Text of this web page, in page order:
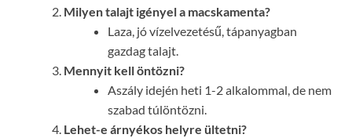
Milyen talajt igényel a macskamenta?
Laza, jó vízelvezetésű, tápanyagban
gazdag talajt.
Mennyit kell öntözni?
Aszály idején heti 1-2 alkalommal, de nem
szabad túlöntözni.
Lehet-e árnyékos helyre ültetni?